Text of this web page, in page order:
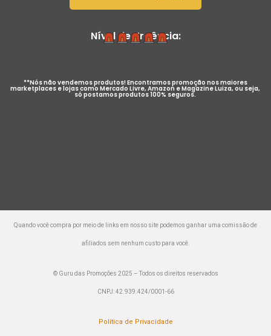
Nível de Urgência:
**Nós não vendemos produtos! Encontramos promoção nos maiores
marketplaces e lojas como Mercado Livre, Amazon e Magazine Luiza, ou seja,
só postamos produtos 100% seguros.
Quando você compra por meio de links em nosso site podemos ganhar uma comissão de
afiliados sem nenhum custo para você.
© Guru das Promoções 2025 – Todos os direitos reservados
CNPJ: 42.939.424/0001-66
Política de Privacidade